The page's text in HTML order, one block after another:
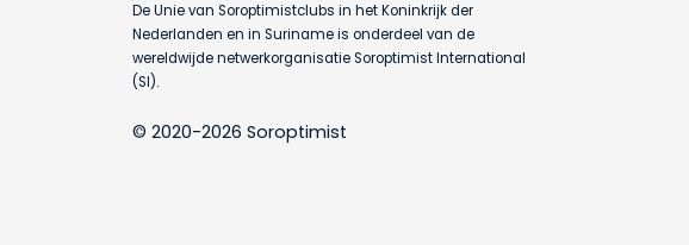
De Unie van Soroptimistclubs in het Koninkrijk der
Nederlanden en in Suriname is onderdeel van de
wereldwijde netwerkorganisatie Soroptimist International
(SI).
© 2020-2026 Soroptimist